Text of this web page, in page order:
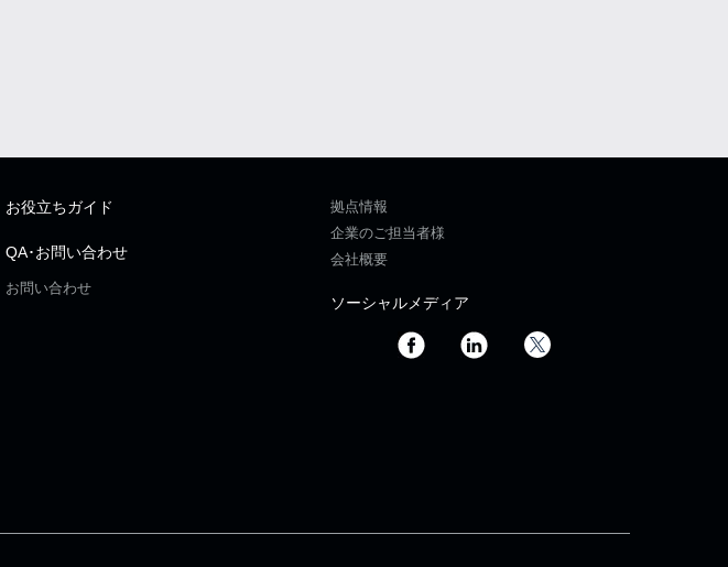
お役立ちガイド
QA･お問い合わせ
お問い合わせ
拠点情報
企業のご担当者様
会社概要
ソーシャルメディア